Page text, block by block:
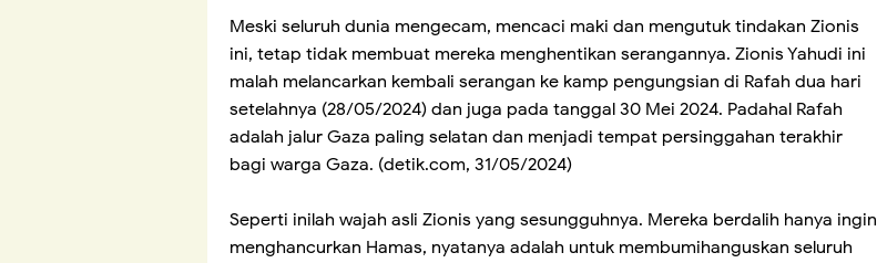
Meski seluruh dunia mengecam, mencaci maki dan mengutuk tindakan Zionis
ini, tetap tidak membuat mereka menghentikan serangannya. Zionis Yahudi ini
malah melancarkan kembali serangan ke kamp pengungsian di Rafah dua hari
setelahnya (28/05/2024) dan juga pada tanggal 30 Mei 2024. Padahal Rafah
adalah jalur Gaza paling selatan dan menjadi tempat persinggahan terakhir
bagi warga Gaza. (detik.com, 31/05/2024)
Seperti inilah wajah asli Zionis yang sesungguhnya. Mereka berdalih hanya ingin
menghancurkan Hamas, nyatanya adalah untuk membumihanguskan seluruh